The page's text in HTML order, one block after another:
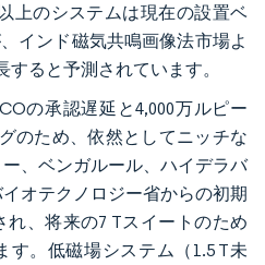
上のシステムは現在の設置ベ
インド磁気共鳴画像法市場よ
すると予測されています。
の承認遅延と4,000万ルピー
のため、依然としてニッチな
、ベンガルール、ハイデラバ
オテクノロジー省からの初期
、将来の7 Tスイートのため
す。低磁場システム（1.5 T未